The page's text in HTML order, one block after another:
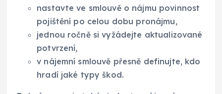
nastavte ve smlouvě o nájmu povinnost
pojištění po celou dobu pronájmu,
jednou ročně si vyžádejte aktualizované
potvrzení,
v nájemní smlouvě přesně definujte, kdo
hradí jaké typy škod.